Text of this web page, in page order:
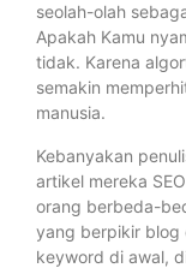
seolah-olah
Apakah Kamu
tidak. Karena
semakin
manusia.
Kebanyakan
artikel mereka
orang berbeda-
yang berpikir blog
keyword di awal,